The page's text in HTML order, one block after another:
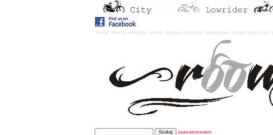
Witaj. Rowery miejskie, cruiser, chopper, lowrider, amsterdam, custom kupisz tu i
zaawansowane